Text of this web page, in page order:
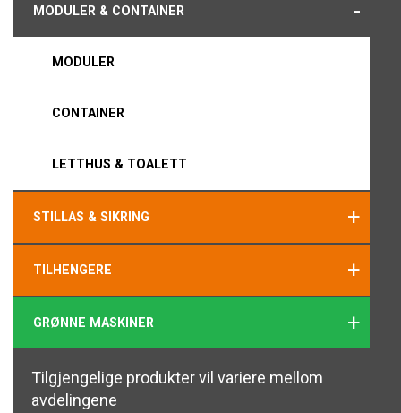
MODULER & CONTAINER -
MODULER
CONTAINER
LETTHUS & TOALETT
STILLAS & SIKRING +
TILHENGERE +
GRØNNE MASKINER +
Tilgjengelige produkter vil variere mellom
avdelingene